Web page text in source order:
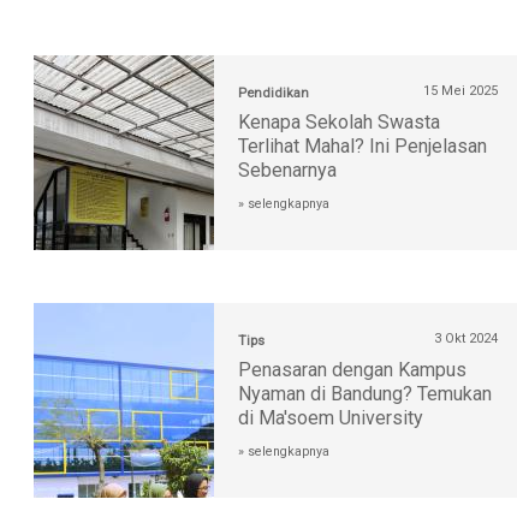
Pendidikan 15 Mei 2025
Kenapa Sekolah Swasta
Terlihat Mahal? Ini Penjelasan
Sebenarnya
» selengkapnya
Tips 3 Okt 2024
Penasaran dengan Kampus
Nyaman di Bandung? Temukan
di Ma'soem University
» selengkapnya